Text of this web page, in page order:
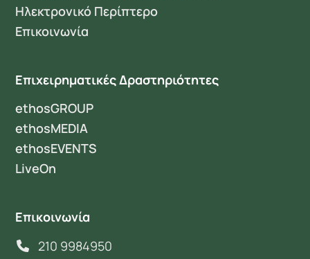
Ηλεκτρονικό Περίπτερο
Επικοινωνία
Επιχειρηματικές Δραστηριότητες
ethosGROUP
ethosMEDIA
ethosEVENTS
LiveOn
Επικοινωνία
210 9984950